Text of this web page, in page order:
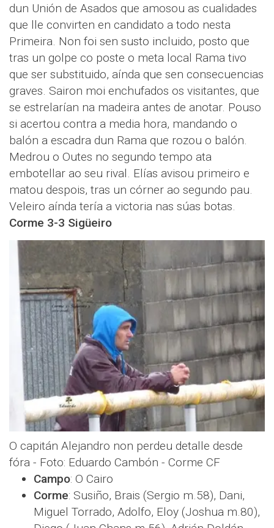
dun Unión de Asados que amosou as cualidades
que lle convirten en candidato a todo nesta
Primeira. Non foi sen susto incluido, posto que
tras un golpe co poste o meta local Rama tivo
que ser substituido, aínda que sen consecuencias
graves. Sairon moi enchufados os visitantes, que
se estrelarían na madeira antes de anotar. Pouso
si acertou contra a media hora, mandando o
balón a escadra dun Rama que rozou o balón.
Medrou o Outes no segundo tempo ata
embotellar ao seu rival. Elías avisou primeiro e
matou despois, tras un córner ao segundo pau.
Veleiro aínda tería a victoria nas súas botas.
Corme 3-3 Sigüeiro
O capitán Alejandro non perdeu detalle desde
fóra - Foto: Eduardo Cambón - Corme CF
Campo: O Cairo
Corme: Susiño, Brais (Sergio m.58), Dani,
Miguel Torrado, Adolfo, Eloy (Joshua m.80),